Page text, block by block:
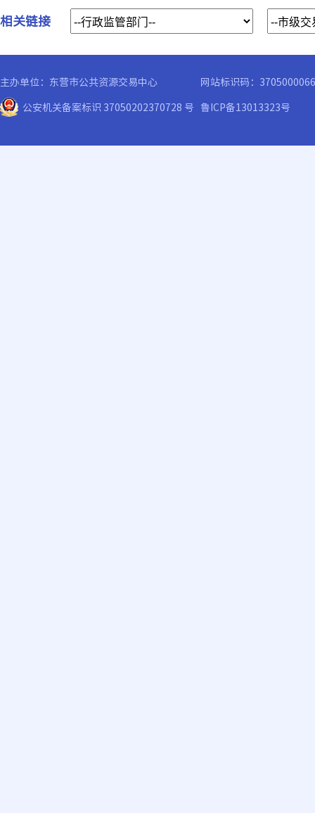
相关链接
主办单位：东营市公共资源交易中心
网站标识码：3705000066
公安机关备案标识 37050202370728 号 鲁ICP备13013323号